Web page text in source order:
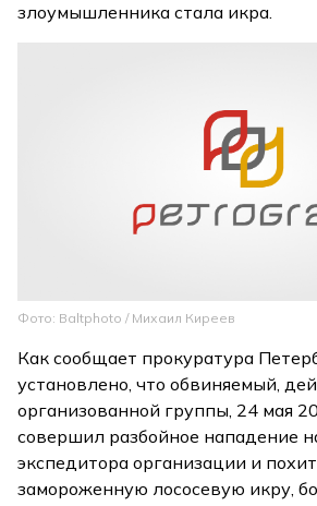
злоумышленника стала икра.
Фото: Baltphoto / Михаил Киреев
Как сообщает прокуратура
установлено, что обвиняемый,
организованной группы, 24 мая
совершил разбойное нападение
экспедитора организации и
замороженную лососевую икру,